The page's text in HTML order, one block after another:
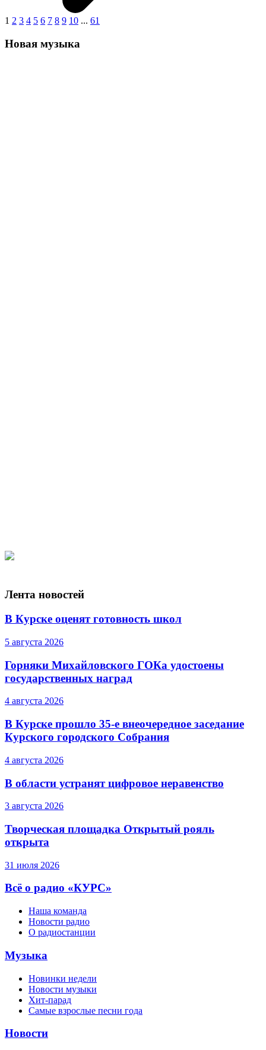
1 2 3 4 5 6 7 8 9 10 ... 61
Новая музыка
Лента новостей
В Курске оценят готовность школ
5 августа 2026
Горняки Михайловского ГОКа удостоены
государственных наград
4 августа 2026
В Курске прошло 35-е внеочередное заседание
Курского городского Собрания
4 августа 2026
В области устранят цифровое неравенство
3 августа 2026
Творческая площадка Открытый рояль
открыта
31 июля 2026
Всё о радио «КУРС»
Наша команда
Новости радио
О радиостанции
Музыка
Новинки недели
Новости музыки
Хит-парад
Самые взрослые песни года
Новости